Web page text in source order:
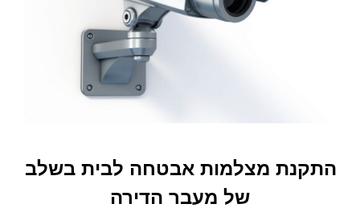
התקנת מצלמות אבטחה לבית בשלב
של מעבר הדירה